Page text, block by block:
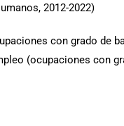
2012-2022)
con grado de
(ocupaciones con